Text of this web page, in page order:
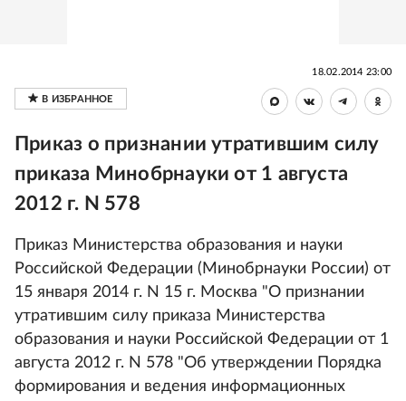
18.02.2014 23:00
Приказ о признании утратившим силу
приказа Минобрнауки от 1 августа
2012 г. N 578
Приказ Министерства образования и науки
Российской Федерации (Минобрнауки России) от
15 января 2014 г. N 15 г. Москва "О признании
утратившим силу приказа Министерства
образования и науки Российской Федерации от 1
августа 2012 г. N 578 "Об утверждении Порядка
формирования и ведения информационных